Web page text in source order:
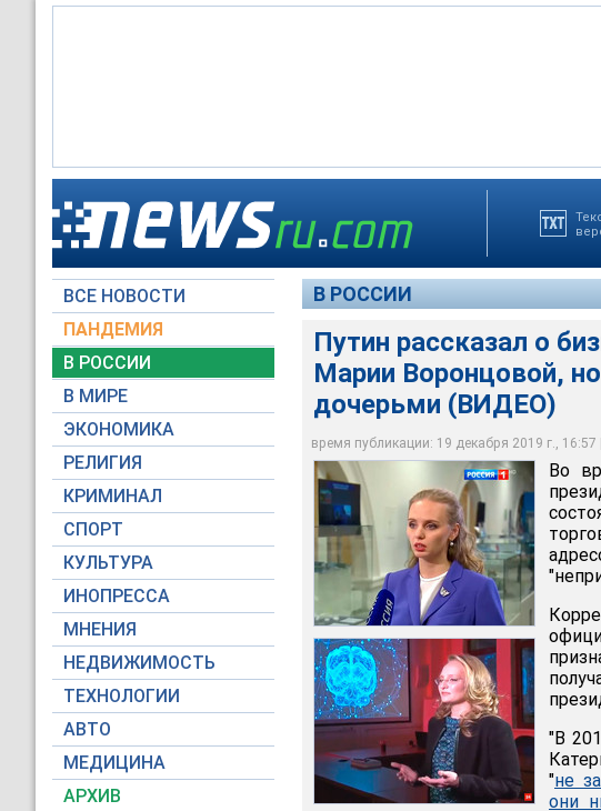
ВСЕ НОВОСТИ
ПАНДЕМИЯ
В РОССИИ
В МИРЕ
ЭКОНОМИКА
РЕЛИГИЯ
КРИМИНАЛ
СПОРТ
КУЛЬТУРА
ИНОПРЕССА
МНЕНИЯ
НЕДВИЖИМОСТЬ
ТЕХНОЛОГИИ
АВТО
МЕДИЦИНА
АРХИВ
В РОССИИ
Путин рассказал о
Марии Воронцовой,
дочерьми (ВИДЕО)
время публикации: 19 декабря 2019 г.,
Мария Воронцова
Россия 24 / YouTube
Катерина Тихонова
Россия 24 / YouTube
Во
"В
"не
они